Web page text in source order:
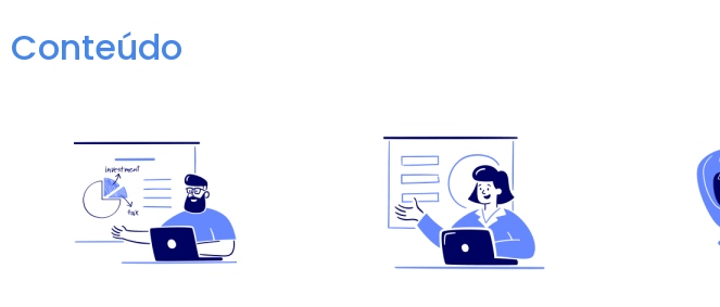
Conteúdo